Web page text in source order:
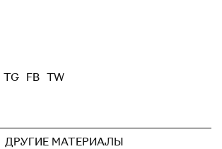
TG FB TW
ДРУГИЕ МАТЕРИАЛЫ